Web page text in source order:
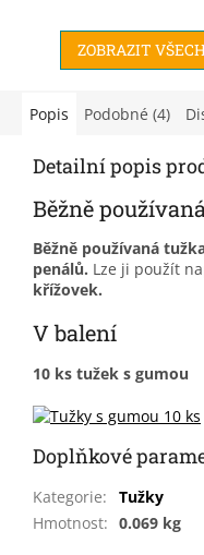
ZOBRAZIT
Popis Podobné (4)
Detailní popis
Běžně
Běžně používaná
penálů. Lze ji použít
křížovek.
V balení
10 ks tužek s gumou
Doplňkové
Kategorie:
Tužky
Hmotnost: 0.069 kg